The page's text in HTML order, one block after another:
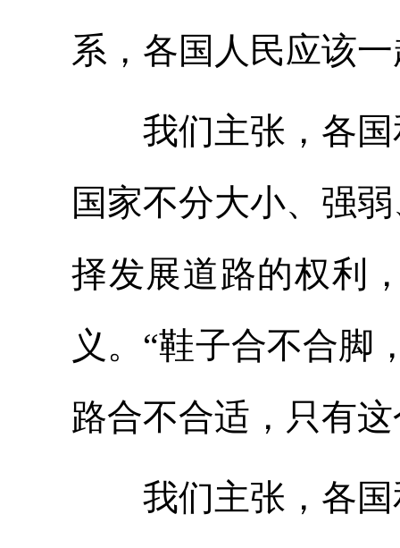
系，各国人民应该
我们主张，各国
国家不分大小、强
择发展道路的权利
义。“鞋子合不合脚
路合不合适，只有
我们主张，各国